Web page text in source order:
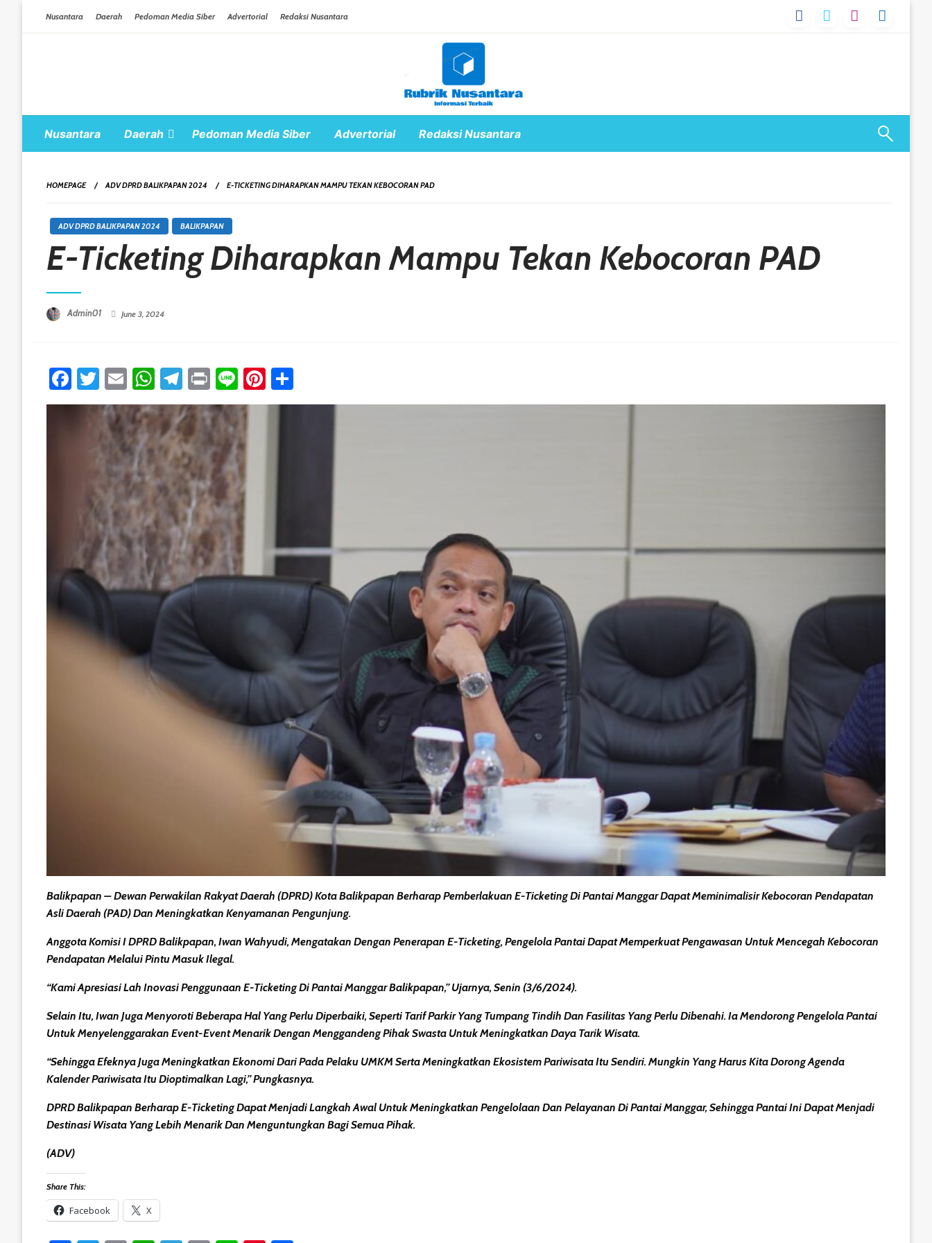
Nusantara Daerah Pedoman Media Siber Advertorial Redaksi Nusantara
Nusantara Daerah Pedoman Media Siber Advertorial Redaksi Nusantara
HOMEPAGE ADV DPRD BALIKPAPAN 2024 E-TICKETING DIHARAPKAN MAMPU TEKAN KEBOCORAN PAD
ADV DPRD BALIKPAPAN 2024 BALIKPAPAN
E-Ticketing Diharapkan Mampu Tekan Kebocoran PAD
Admin01 June 3, 2024
Facebook
Twitter
EmailWhatsApp
Telegram
PrintLinePinterest
Balikpapan – Dewan Perwakilan Rakyat Daerah (DPRD) Kota Balikpapan Berharap Pemberlakuan E-Ticketing Di Pantai Manggar Dapat Meminimalisir Kebocoran Pendapatan
Asli Daerah (PAD) Dan Meningkatkan Kenyamanan Pengunjung.
Anggota Komisi I DPRD Balikpapan, Iwan Wahyudi, Mengatakan Dengan Penerapan E-Ticketing, Pengelola Pantai Dapat Memperkuat Pengawasan Untuk Mencegah Kebocoran
Pendapatan Melalui Pintu Masuk Ilegal.
“Kami Apresiasi Lah Inovasi Penggunaan E-Ticketing Di Pantai Manggar Balikpapan,” Ujarnya, Senin (3/6/2024).
Selain Itu, Iwan Juga Menyoroti Beberapa Hal Yang Perlu Diperbaiki, Seperti Tarif Parkir Yang Tumpang Tindih Dan Fasilitas Yang Perlu Dibenahi. Ia Mendorong Pengelola Pantai
Untuk Menyelenggarakan Event-Event Menarik Dengan Menggandeng Pihak Swasta Untuk Meningkatkan Daya Tarik Wisata.
“Sehingga Efeknya Juga Meningkatkan Ekonomi Dari Pada Pelaku UMKM Serta Meningkatkan Ekosistem Pariwisata Itu Sendiri. Mungkin Yang Harus Kita Dorong Agenda
Kalender Pariwisata Itu Dioptimalkan Lagi,” Pungkasnya.
DPRD Balikpapan Berharap E-Ticketing Dapat Menjadi Langkah Awal Untuk Meningkatkan Pengelolaan Dan Pelayanan Di Pantai Manggar, Sehingga Pantai Ini Dapat Menjadi
Destinasi Wisata Yang Lebih Menarik Dan Menguntungkan Bagi Semua Pihak.
(ADV)
Share This:
Facebook X